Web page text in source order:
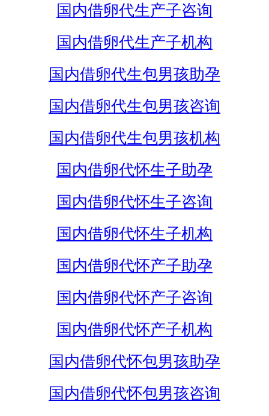
国内借卵代生产子咨询
国内借卵代生产子机构
国内借卵代生包男孩助孕
国内借卵代生包男孩咨询
国内借卵代生包男孩机构
国内借卵代怀生子助孕
国内借卵代怀生子咨询
国内借卵代怀生子机构
国内借卵代怀产子助孕
国内借卵代怀产子咨询
国内借卵代怀产子机构
国内借卵代怀包男孩助孕
国内借卵代怀包男孩咨询